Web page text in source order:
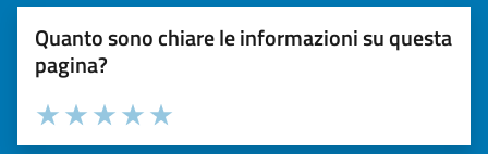
Quanto sono chiare le informazioni su questa
pagina?
Valuta la chiarezza delle informazioni (da 1 a 5 stelle)
Seleziona il numero di stelle per valutare la chiarezza delle
Valuta 5 stelle su 5
Valuta 4 stelle su 5
Valuta 3 stelle su 5
Valuta 2 stelle su 5
Valuta 1 stelle su 5